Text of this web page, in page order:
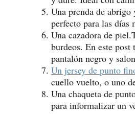
Una prenda de
perfecto para las días
Una cazadora de
burdeos. En este
pantalón negro y
Un jersey de punto
cuello vuelto, o uno
Una chaqueta de
para informalizar un